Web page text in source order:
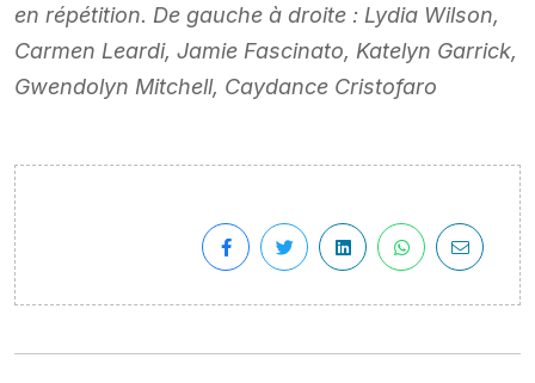
en répétition. De gauche à droite : Lydia Wilson,
Carmen Leardi, Jamie Fascinato, Katelyn Garrick,
Gwendolyn Mitchell, Caydance Cristofaro